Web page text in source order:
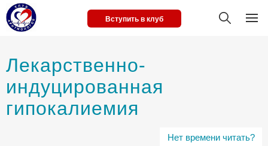
Вступить в клуб
Лекарственно-
индуцированная
гипокалиемия
Нет времени читать?